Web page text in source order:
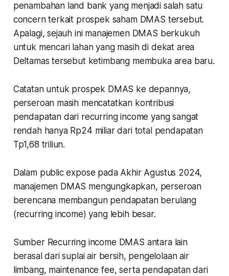
penambahan land bank yang menjadi salah satu
concern terkait prospek saham DMAS tersebut.
Apalagi, sejauh ini manajemen DMAS berkukuh
untuk mencari lahan yang masih di dekat area
Deltamas tersebut ketimbang membuka area baru.
Catatan untuk prospek DMAS ke depannya,
perseroan masih mencatatkan kontribusi
pendapatan dari recurring income yang sangat
rendah hanya Rp24 miliar dari total pendapatan
Tp1,68 triliun.
Dalam public expose pada Akhir Agustus 2024,
manajemen DMAS mengungkapkan, perseroan
berencana membangun pendapatan berulang
(recurring income) yang lebih besar.
Sumber Recurring income DMAS antara lain
berasal dari suplai air bersih, pengelolaan air
limbang, maintenance fee, serta pendapatan dari